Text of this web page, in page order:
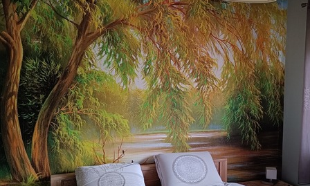
Saadaolevad materjalid
Standard
44.9826.99€/m²
Premium
56.6734.00€/m²